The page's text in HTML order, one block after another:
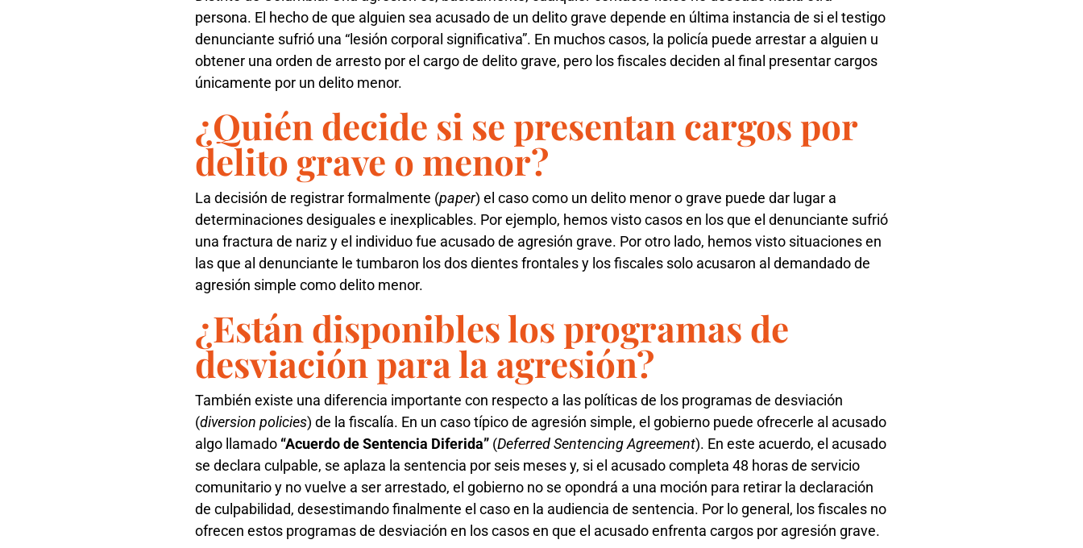
persona. El hecho de que alguien sea acusado de un delito grave depende en última instancia de si el testigo
denunciante sufrió una “lesión corporal significativa”. En muchos casos, la policía puede arrestar a alguien u
obtener una orden de arresto por el cargo de delito grave, pero los fiscales deciden al final presentar cargos
únicamente por un delito menor.
¿Quién decide si se presentan cargos por
delito grave o menor?
La decisión de registrar formalmente (paper) el caso como un delito menor o grave puede dar lugar a
determinaciones desiguales e inexplicables. Por ejemplo, hemos visto casos en los que el denunciante sufrió
una fractura de nariz y el individuo fue acusado de agresión grave. Por otro lado, hemos visto situaciones en
las que al denunciante le tumbaron los dos dientes frontales y los fiscales solo acusaron al demandado de
agresión simple como delito menor.
¿Están disponibles los programas de
desviación para la agresión?
También existe una diferencia importante con respecto a las políticas de los programas de desviación
(diversion policies) de la fiscalía. En un caso típico de agresión simple, el gobierno puede ofrecerle al acusado
algo llamado “Acuerdo de Sentencia Diferida”(Deferred Sentencing Agreement). En este acuerdo, el acusado
se declara culpable, se aplaza la sentencia por seis meses y, si el acusado completa 48 horas de servicio
comunitario y no vuelve a ser arrestado, el gobierno no se opondrá a una moción para retirar la declaración
de culpabilidad, desestimando finalmente el caso en la audiencia de sentencia. Por lo general, los fiscales no
ofrecen estos programas de desviación en los casos en que el acusado enfrenta cargos por agresión grave.